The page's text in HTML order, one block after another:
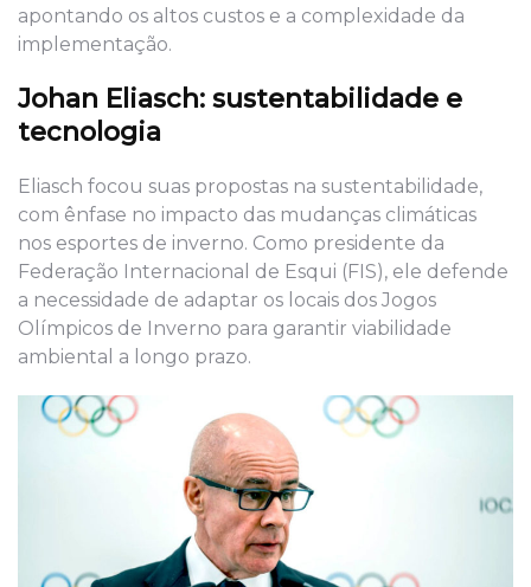
apontando os altos custos e a complexidade da
implementação.
Johan Eliasch: sustentabilidade e
tecnologia
Eliasch focou suas propostas na sustentabilidade,
com ênfase no impacto das mudanças climáticas
nos esportes de inverno. Como presidente da
Federação Internacional de Esqui (FIS), ele defende
a necessidade de adaptar os locais dos Jogos
Olímpicos de Inverno para garantir viabilidade
ambiental a longo prazo.